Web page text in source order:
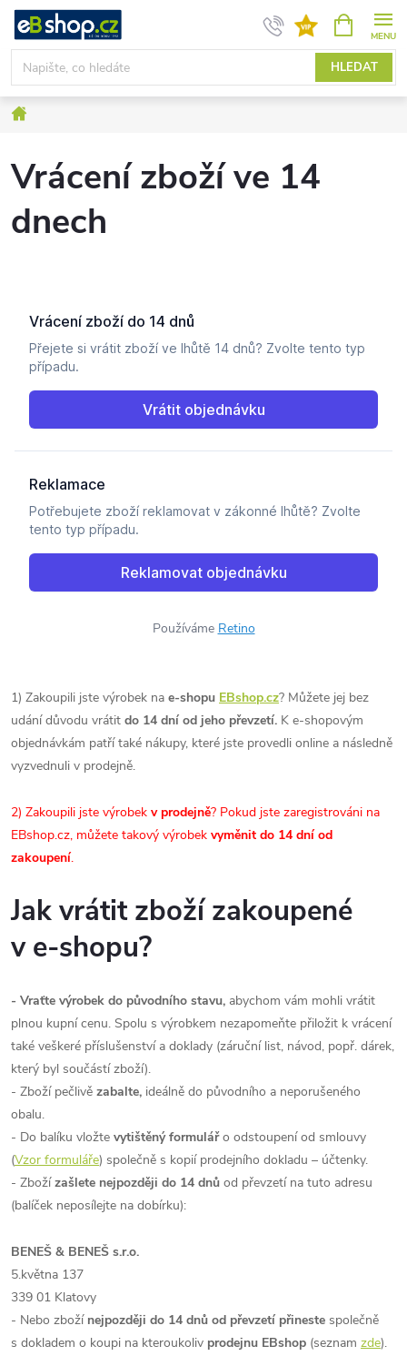
Přejít
obsah
HLEDAT
NÁKUPNÍ
KOŠÍK
Vrácení zboží ve 14
dnech
Používáme Retino
1) Zakoupili jste výrobek na e-shopu EBshop.cz? Můžete jej bez
udání důvodu vrátit do 14 dní od jeho převzetí. K e-shopovým
objednávkám patří také nákupy, které jste provedli online a následně
vyzvednuli v prodejně.
2) Zakoupili jste výrobek v prodejně? Pokud jste zaregistrováni na
EBshop.cz, můžete takový výrobek vyměnit do 14 dní od
zakoupení.
Jak vrátit zboží zakoupené
v e-shopu?
- Vraťte výrobek do původního stavu, abychom vám mohli vrátit
plnou kupní cenu. Spolu s výrobkem nezapomeňte přiložit k vrácení
také veškeré příslušenství a doklady (záruční list, návod, popř. dárek,
který byl součástí zboží).
- Zboží pečlivě zabalte, ideálně do původního a neporušeného
obalu.
- Do balíku vložte vytištěný formulář o odstoupení od smlouvy
(Vzor formuláře) společně s kopií prodejního dokladu – účtenky.
- Zboží zašlete nejpozději do 14 dnů od převzetí na tuto adresu
(balíček neposílejte na dobírku):
BENEŠ & BENEŠ s.r.o.
5.května 137
339 01 Klatovy
- Nebo zboží nejpozději do 14 dnů od převzetí přineste společně
s dokladem o koupi na kteroukoliv prodejnu EBshop (seznam zde).